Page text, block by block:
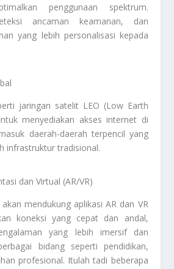
penggunaan spektrum.
ancaman keamanan, dan
yang lebih personalisasi kepada
jaringan satelit LEO (Low Earth
menyediakan akses internet di
daerah-daerah terpencil yang
infrastruktur tradisional.
dan Virtual (AR/VR)
mendukung aplikasi AR dan VR
koneksi yang cepat dan andal,
yang lebih imersif dan
bidang seperti pendidikan,
profesional. Itulah tadi beberapa